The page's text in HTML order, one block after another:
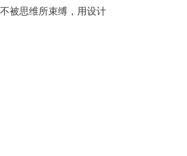
被思维所束缚，用设计